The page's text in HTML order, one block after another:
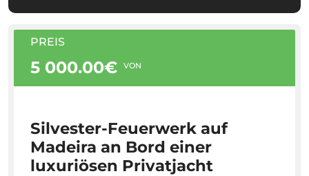
PREIS
5 000.00€ VON
Silvester-Feuerwerk auf
Madeira an Bord einer
luxuriösen Privatjacht